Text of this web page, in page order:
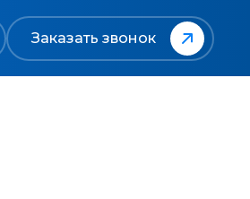
Заказать звонок